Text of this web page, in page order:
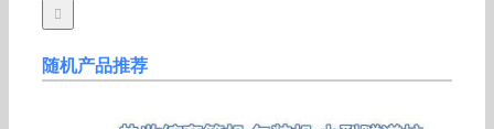
随机产品推荐